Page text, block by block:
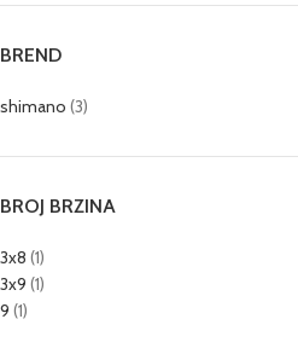
BREND
shimano (3)
BROJ BRZINA
3x8 (1)
3x9 (1)
9 (1)